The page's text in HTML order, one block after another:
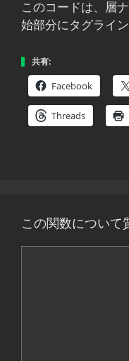
このコードは、層
始部分にタグライ
共有:
Facebook
Threads
この関数について